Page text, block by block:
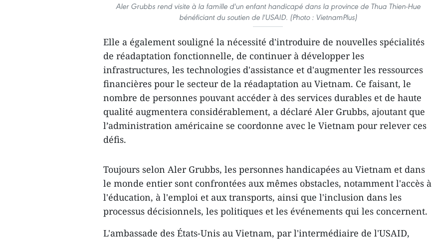
Aler Grubbs rend visite à la famille d'un enfant handicapé dans la province de Thua Thien-Hue
bénéficiant du soutien de l'USAID. (Photo : VietnamPlus)
Elle a également souligné la nécessité d'introduire de nouvelles spécialités
de réadaptation fonctionnelle, de continuer à développer les
infrastructures, les technologies d'assistance et d'augmenter les ressources
financières pour le secteur de la réadaptation au Vietnam. Ce faisant, le
nombre de personnes pouvant accéder à des services durables et de haute
qualité augmentera considérablement, a déclaré Aler Grubbs, ajoutant que
l’administration américaine se coordonne avec le Vietnam pour relever ces
défis.
Toujours selon Aler Grubbs, les personnes handicapées au Vietnam et dans
le monde entier sont confrontées aux mêmes obstacles, notamment l'accès à
l'éducation, à l'emploi et aux transports, ainsi que l'inclusion dans les
processus décisionnels, les politiques et les événements qui les concernent.
L'ambassade des États-Unis au Vietnam, par l'intermédiaire de l'USAID,